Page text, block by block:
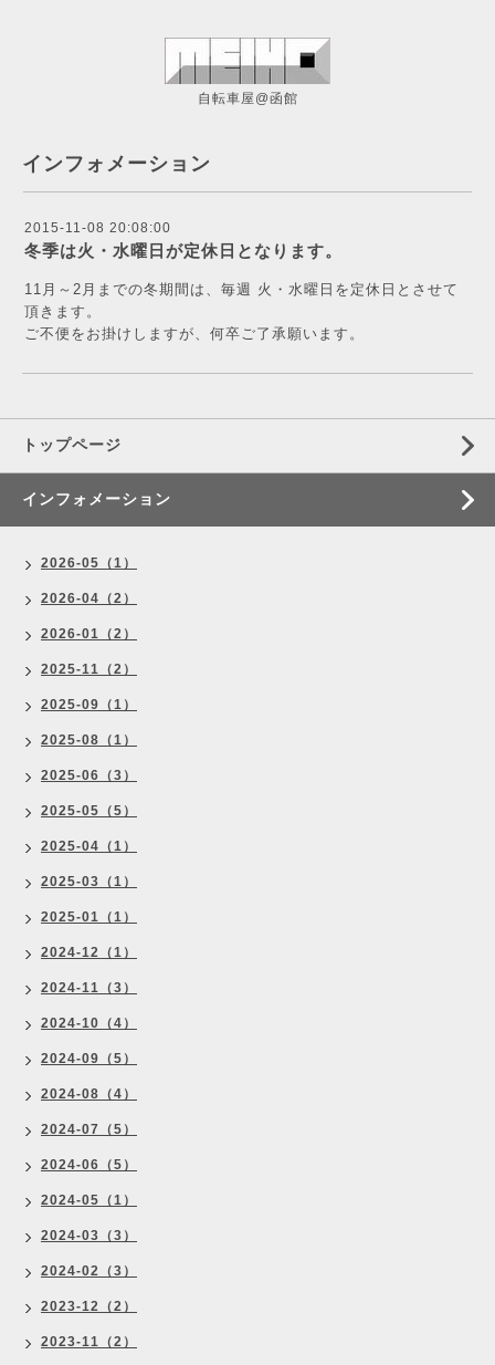
自転車屋@函館
インフォメーション
2015-11-08 20:08:00
冬季は火・水曜日が定休日となります。
11月～2月までの冬期間は、毎週 火・水曜日を定休日とさせて
頂きます。
ご不便をお掛けしますが、何卒ご了承願います。
トップページ
インフォメーション
2026-05（1）
2026-04（2）
2026-01（2）
2025-11（2）
2025-09（1）
2025-08（1）
2025-06（3）
2025-05（5）
2025-04（1）
2025-03（1）
2025-01（1）
2024-12（1）
2024-11（3）
2024-10（4）
2024-09（5）
2024-08（4）
2024-07（5）
2024-06（5）
2024-05（1）
2024-03（3）
2024-02（3）
2023-12（2）
2023-11（2）